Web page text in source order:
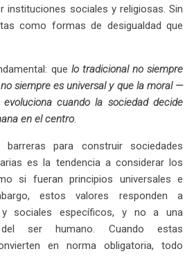
instituciones sociales y religiosas. Sin
como formas de desigualdad que
que lo tradicional no siempre
siempre es universal y que la moral —
cuando la sociedad decide
en el centro.
para construir sociedades
es la tendencia a considerar los
si fueran principios universales e
estos valores responden a
sociales específicos, y no a una
ser humano. Cuando estas
en norma obligatoria, todo